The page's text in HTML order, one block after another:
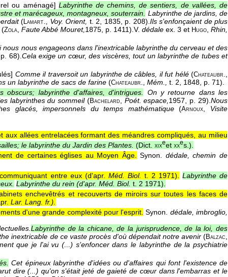
ou aménagé] Labyrinthe de chemins, de sentiers, de vallées, de
et marécageux, montagneux, souterrain. Labyrinthe de jardins, de
(Lamart., Voy. Orient, t. 2, 1835, p. 208).Ils s'enfonçaient de plus
(Zola, Faute Abbé Mouret,1875, p. 1411).V. dédale ex. 3 et Hugo, Rhin,
nous nous engageons dans l'inextricable labyrinthe du cerveau et des
68).Cela exige un cœur, des viscères, tout un labyrinthe de tubes et
Comme il traversoit un labyrinthe de câbles, il fut hélé(Chateaubr.,
un labyrinthe de sacs de farine (Chateaubr., Mém., t. 2, 1848, p. 71).
obscurs; labyrinthe d'affaires, d'intrigues.
On y retourne dans les
labyrinthes du sommeil (Bachelard, Poét. espace,1957, p. 29).Nous
glacés, impersonnels du temps mathématique(Arnoux, Visite
aux allées entrelacées formant des méandres compliqués, au milieu
le labyrinthe du Jardin des Plantes. (Dict. xixeet xxes. ).
de certaines églises au Moyen Âge. Synon. dédale, chemin de
entre eux (d'apr. Méd. Biol. t. 2 1971).
Labyrinthe de
Labyrinthe du rein (d'apr. Méd. Biol. t. 2 1971).
enchevêtrés et recouverts de miroirs sur toutes les faces de
Lar. Lang. fr. ).
d'une grande complexité pour l'esprit. Synon. dédale, imbroglio,
Labyrinthe de la chicane, de la jurisprudence, de la loi, des
inextricable de ce vaste procès d'où dépendait notre avenir(Balzac
que je l'ai vu (...) s'enfoncer dans le labyrinthe de la psychiatrie
Cet épineux labyrinthe d'idées ou d'affaires qui font l'existence de
dire (...) qu'on s'était jeté de gaieté de cœur dans l'embarras et le